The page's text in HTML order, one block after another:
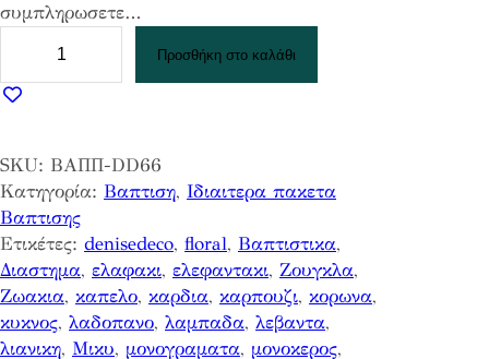
συμπληρωσετε…
π
σ
τ
ι
κ
ο
π
α
κ
Προσθήκη στο καλάθι
SKU: ΒΑΠΠ-DD66
Κατηγορία: Βαπτιση, Ιδιαιτερα πακετα
Βαπτισης
Ετικέτες: denisedeco, floral, Βαπτιστικα
Διαστημα, ελαφακι, ελεφαντακι, Ζουγκλα
Ζωακια, καπελο, καρδια, καρπουζι, κορωνα
κυκνος, λαδοπανο, λαμπαδα, λεβαντα
λιανικη, Μικυ, μονογραματα, μονοκερος